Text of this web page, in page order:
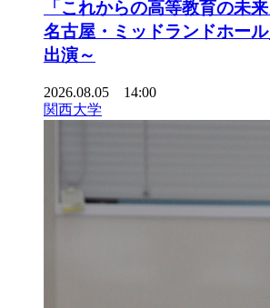
「これからの高等教育の未
名古屋・ミッドランドホー
出演～
2026.08.05 14:00
関西大学